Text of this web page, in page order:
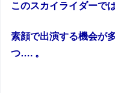
このスカイライダーで
素顔で出演する機会が
つ…. 。